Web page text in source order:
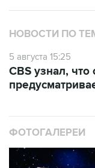
НОВОСТИ ПО
5 августа 15:25
CBS узнал,
ФОТОГАЛЕРЕИ